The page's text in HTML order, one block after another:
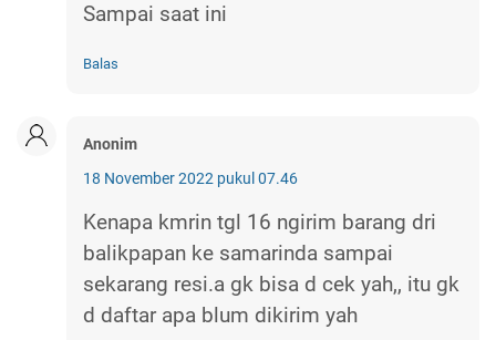
Sampai saat ini
Balas
Anonim
18 November 2022 pukul 07.46
Kenapa kmrin tgl 16 ngirim barang dri
balikpapan ke samarinda sampai
sekarang resi.a gk bisa d cek yah,, itu gk
d daftar apa blum dikirim yah